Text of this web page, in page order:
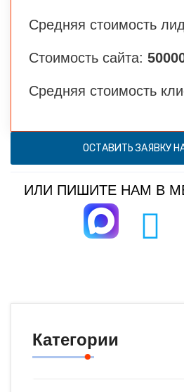
Средняя стоимость
Стоимость сайта:
Средняя стоимость
ОСТАВИТЬ ЗАЯВКУ
ИЛИ ПИШИТЕ НАМ В
Категории